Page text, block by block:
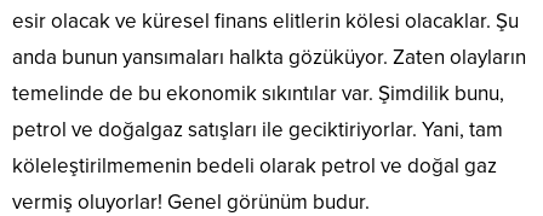
esir olacak ve küresel finans elitlerin kölesi olacaklar. Şu
anda bunun yansımaları halkta gözüküyor. Zaten olayların
temelinde de bu ekonomik sıkıntılar var. Şimdilik bunu,
petrol ve doğalgaz satışları ile geciktiriyorlar. Yani, tam
köleleştirilmemenin bedeli olarak petrol ve doğal gaz
vermiş oluyorlar! Genel görünüm budur.